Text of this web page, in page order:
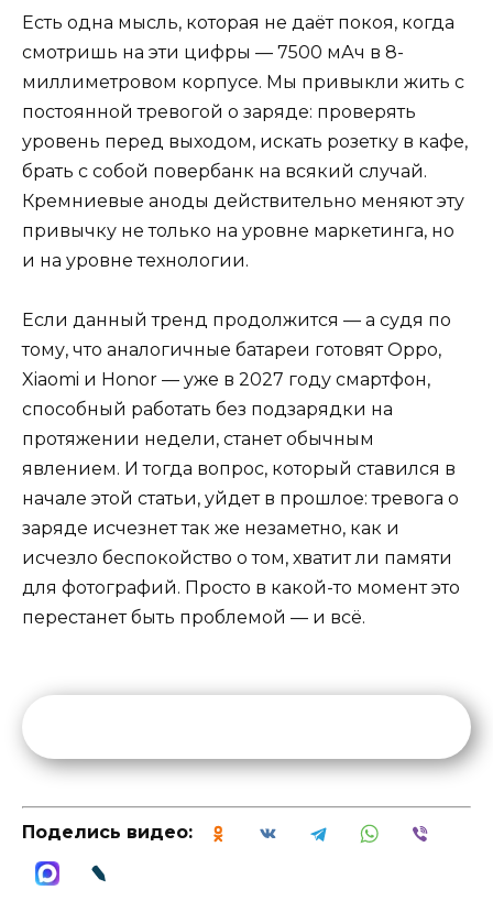
Есть одна мысль, которая не даёт покоя, когда
смотришь на эти цифры — 7500 мАч в 8-
миллиметровом корпусе. Мы привыкли жить с
постоянной тревогой о заряде: проверять
уровень перед выходом, искать розетку в кафе,
брать с собой повербанк на всякий случай.
Кремниевые аноды действительно меняют эту
привычку не только на уровне маркетинга, но
и на уровне технологии.
Если данный тренд продолжится — а судя по
тому, что аналогичные батареи готовят Oppo,
Xiaomi и Honor — уже в 2027 году смартфон,
способный работать без подзарядки на
протяжении недели, станет обычным
явлением. И тогда вопрос, который ставился в
начале этой статьи, уйдет в прошлое: тревога о
заряде исчезнет так же незаметно, как и
исчезло беспокойство о том, хватит ли памяти
для фотографий. Просто в какой-то момент это
перестанет быть проблемой — и всё.
Поделись видео: